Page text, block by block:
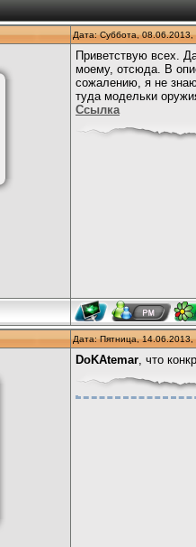
Дата: Суббота,
Приветствую всех.
моему, отсюда. В
сожалению, я не
туда модельки
Ссылка
Дата: Пятница,
DoKAtemar, что